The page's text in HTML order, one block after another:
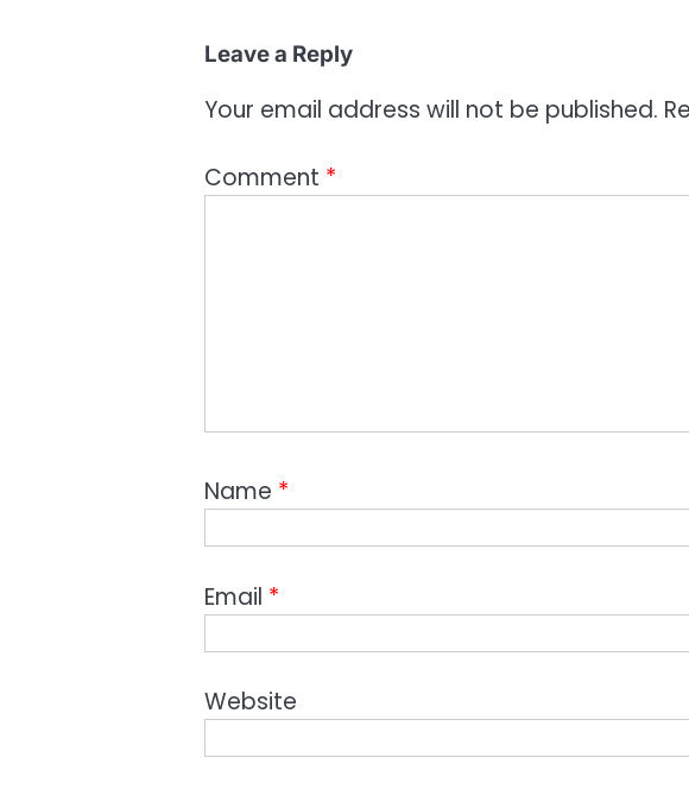
Leave a Reply
Your email address will not be published.
Comment *
Name *
Email *
Website